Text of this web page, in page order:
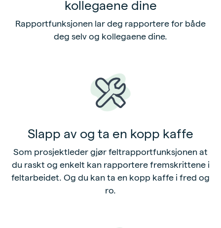
kollegaene dine
Rapportfunksjonen lar deg rapportere for både
deg selv og kollegaene dine.
Slapp av og ta en kopp kaffe
Som prosjektleder gjør feltrapportfunksjonen at
du raskt og enkelt kan rapportere fremskrittene i
feltarbeidet. Og du kan ta en kopp kaffe i fred og
ro.